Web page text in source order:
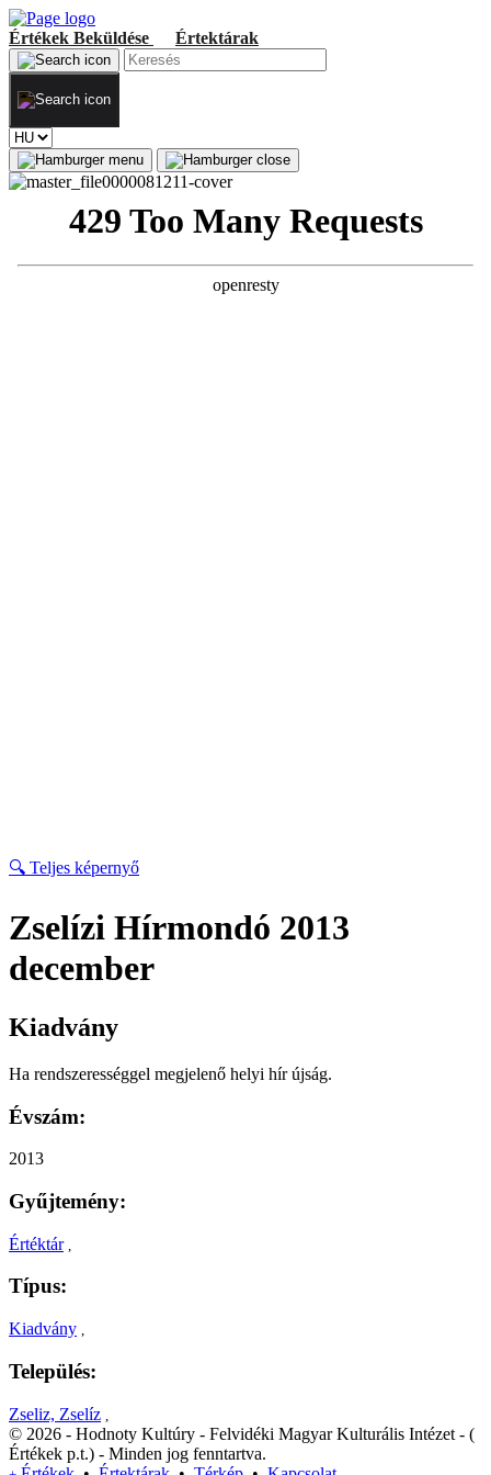
Értékek Beküldése Értektárak
🔍 Teljes képernyő
Zselízi Hírmondó 2013
december
Kiadvány
Ha rendszerességgel megjelenő helyi hír újság.
Évszám:
2013
Gyűjtemény:
Értéktár
Típus:
Kiadvány ,
Település:
Zseliz, Zselíz
© 2026 - Hodnoty Kultúry - Felvidéki Magyar Kulturális Intézet - (
Értékek p.t.) - Minden jog fenntartva.